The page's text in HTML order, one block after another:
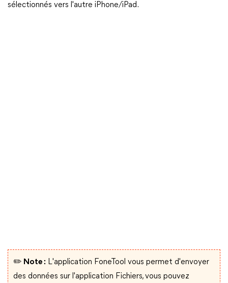
sélectionnés vers l'autre iPhone/iPad.
✏️ Note : L'application FoneTool vous permet d'envoyer
des données sur l'application Fichiers, vous pouvez